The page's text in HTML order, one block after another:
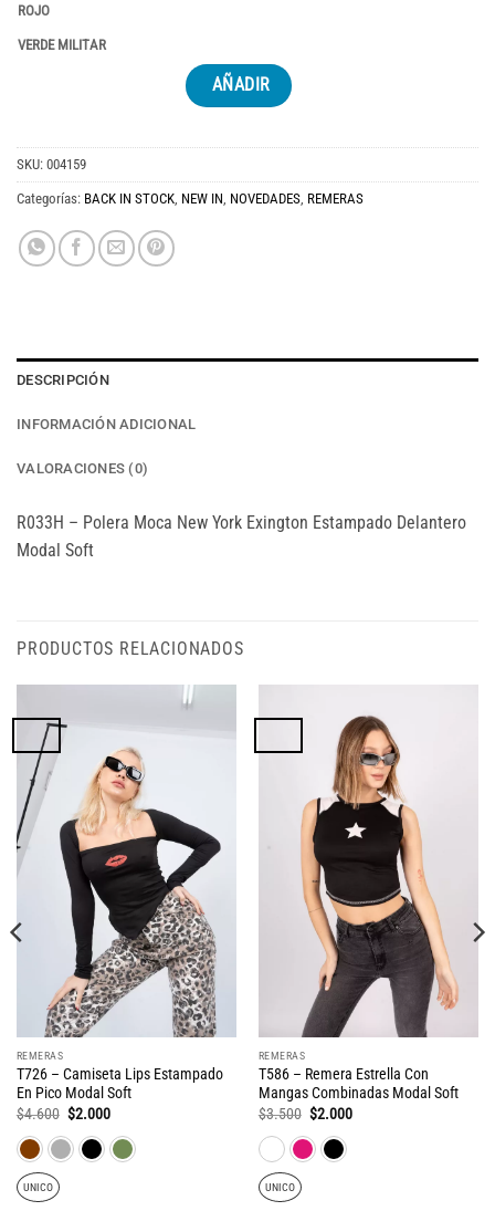
ROJO
VERDE MILITAR
AÑADIR
SKU: 004159
Categorías: BACK IN STOCK, NEW IN, NOVEDADES, REMERAS
DESCRIPCIÓN
INFORMACIÓN ADICIONAL
VALORACIONES (0)
R033H – Polera Moca New York Exington Estampado Delantero
Modal Soft
PRODUCTOS RELACIONADOS
REMERAS
T726 – Camiseta Lips Estampado
En Pico Modal Soft
$4.600 El
original
era:
$2.000El
actual
es:
UNICO
REMERAS
T586 – Remera Estrella Con
Mangas Combinadas Modal Soft
$3.500 El
original
era:
$2.000El
UNICO